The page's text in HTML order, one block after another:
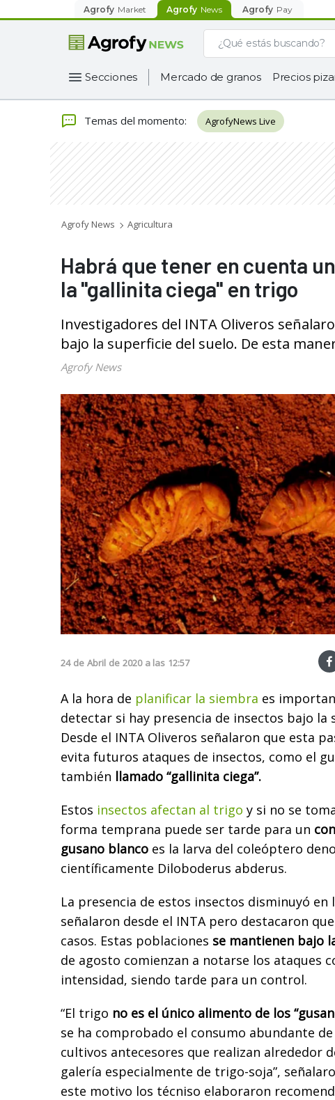
Agrofy Market Agrofy News Agrofy Pay
Secciones Mercado de granos Precios
Temas del momento: AgrofyNews Live
Agrofy News Agricultura
Habrá que tener en cuenta
la "gallinita ciega" en trigo
Investigadores del INTA Oliveros
bajo la superficie del suelo. De esta
Agrofy News
24 de Abril de 2020 a las 12:57
A la hora de planificar la siembra es
detectar si hay presencia de insectos bajo la
Desde el INTA Oliveros señalaron que esta
evita futuros ataques de insectos, como el
también llamado “gallinita ciega”.
Estos insectos afectan al trigo y si no se
forma temprana puede ser tarde para un
gusano blanco es la larva del coleóptero
científicamente Diloboderus abderus.
La presencia de estos insectos disminuyó en
señalaron desde el INTA pero destacaron
casos. Estas poblaciones se mantienen bajo
de agosto comienzan a notarse los ataques
intensidad, siendo tarde para un control.
“El trigo no es el único alimento de los
se ha comprobado el consumo abundante
cultivos antecesores que realizan alrededor
galería especialmente de trigo-soja”,
este motivo los técniso elaboraron